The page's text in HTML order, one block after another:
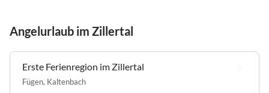
Angelurlaub im Zillertal
Erste Ferienregion im Zillertal
Fügen, Kaltenbach